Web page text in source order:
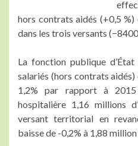
hors contrats aidés (+0,5
dans les trois versants
La fonction publique
salariés (hors contrats aidés)
1,2% par rapport à
hospitalière 1,16 millions
versant territorial en
baisse de -0,2% à 1,88